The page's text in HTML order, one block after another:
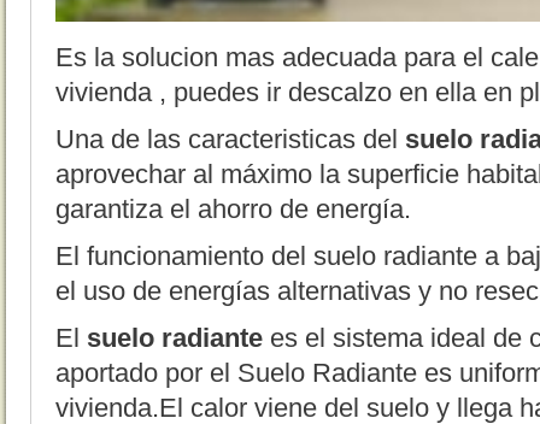
Es la solucion mas adecuada para el
vivienda , puedes ir descalzo en ella en
Una de las caracteristicas del suelo
aprovechar al máximo la superficie
garantiza el ahorro de energía.
El funcionamiento del suelo radiante a
el uso de energías alternativas y no
El suelo radiante es el sistema ideal de
aportado por el Suelo Radiante es
vivienda.El calor viene del suelo y llega